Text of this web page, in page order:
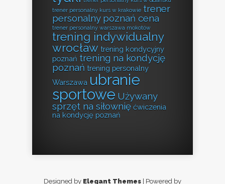
trener personalny kurs w krakowie trener
personalny poznań cena
trener personalny warszawa mokotów
trening indywidualny
wrocław trening kondycyjny
poznań trening na kondycję
poznań trening personalny
Warszawa ubranie
sportowe Używany
sprzęt na siłownię ćwiczenia
na kondycję poznań
Designed by Elegant Themes | Powered by